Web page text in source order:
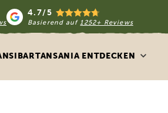
4.7/5
Basierend auf1252+ Reviews
TANSANIA ENTDECKEN